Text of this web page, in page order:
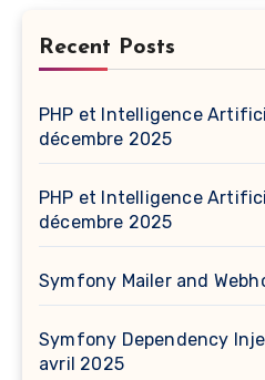
Recent Posts
PHP et Intelligence
décembre 2025
PHP et Intelligence
décembre 2025
Symfony Mailer and
Symfony Dependency
avril 2025